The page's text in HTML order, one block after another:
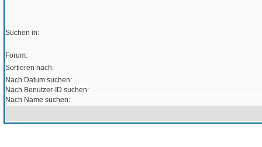
Suchen in:
Forum:
Sortieren nach:
Nach Datum suchen:
Nach Benutzer-ID suchen:
Nach Name suchen: